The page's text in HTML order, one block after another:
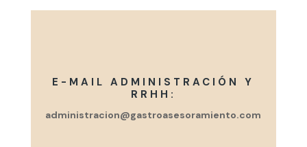
E-MAIL ADMINISTRACIÓN Y
RRHH:
administracion@gastroasesoramiento.com